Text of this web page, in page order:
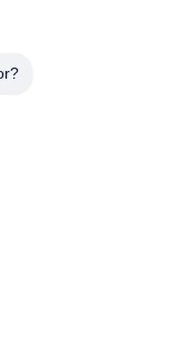
Controle van de